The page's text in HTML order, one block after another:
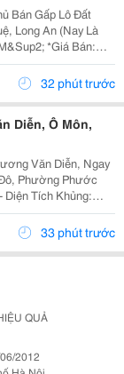
Bán Gấp Lô Đất
Long An (Nay Là
*Giá Bán:
Điểm: - Đất Bằng
Nghiệp. -...32 phút trước
Diễn, Ô Môn,
Văn Diễn, Ngay
Phường Phước
Tích Khủng:
Tỷ (Thương Lượng)-
Nhanh- Lộ Giới:...
33 phút trước
QUẢ
2012